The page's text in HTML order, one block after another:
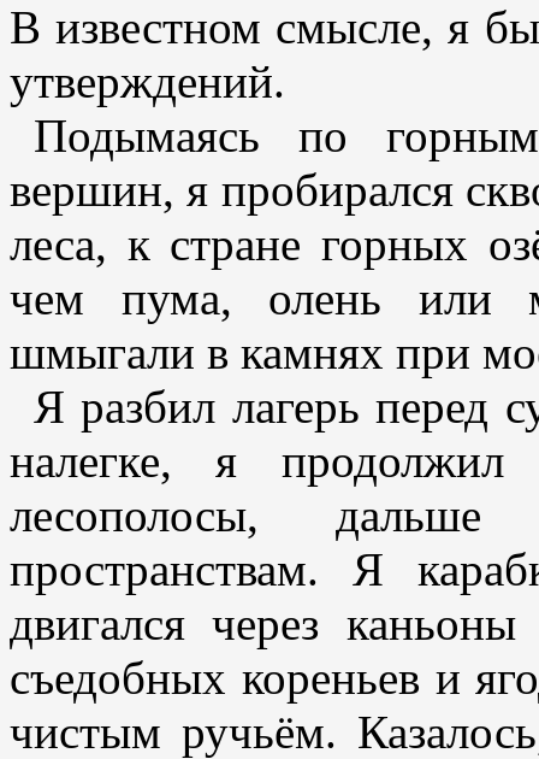
В известном смысле, я
утверждений.
Подымаясь по
вершин, я пробирался
леса, к стране горных
чем пума, олень или
шмыгали в камнях при
Я разбил лагерь перед
налегке, я
лесополосы,
пространствам. Я
двигался через
съедобных кореньев и
чистым ручьём.